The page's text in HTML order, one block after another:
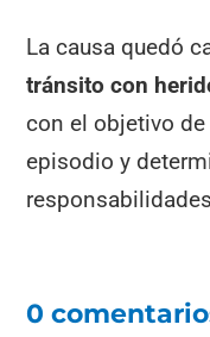
La causa quedó
tránsito con
con el objetivo
episodio y
0